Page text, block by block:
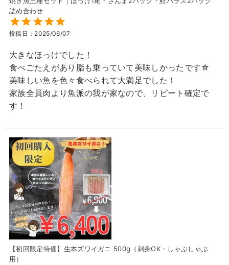
詰め合わせ
投稿日 2025/06/07
大きなほっけでした！
食べごたえがあり脂も乗っていて美味しかったです☆
美味しい魚を色々食べられて大満足でした！
家族全員肉より魚派の我が家なので、リピート確定で
す！
【初回限定特価】生本ズワイガニ 500g（刺身OK・しゃぶしゃぶ
用）